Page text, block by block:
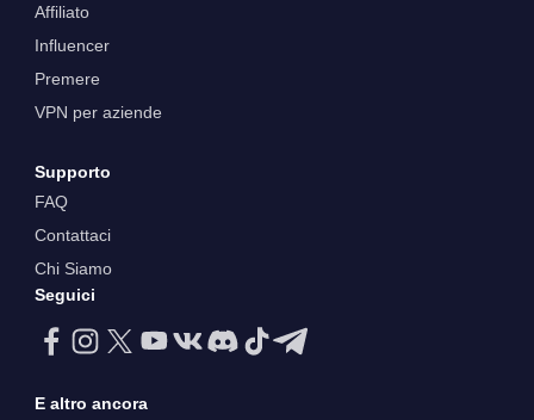
Affiliato
Influencer
Premere
VPN per aziende
Supporto
FAQ
Contattaci
Chi Siamo
Seguici
E altro ancora